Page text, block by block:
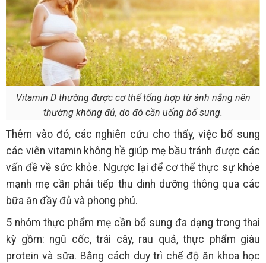
Vitamin D thường được cơ thể tổng hợp từ ánh nắng nên
thường không đủ, do đó cần uống bổ sung.
Thêm vào đó, các nghiên cứu cho thấy, việc bổ sung
các viên vitamin không hề giúp mẹ bầu tránh được các
vấn đề về sức khỏe. Ngược lại để cơ thể thực sự khỏe
mạnh mẹ cần phải tiếp thu dinh dưỡng thông qua các
bữa ăn đầy đủ và phong phú.
5 nhóm thực phẩm mẹ cần bổ sung đa dạng trong thai
kỳ gồm: ngũ cốc, trái cây, rau quả, thực phẩm giàu
protein và sữa. Bằng cách duy trì chế độ ăn khoa học